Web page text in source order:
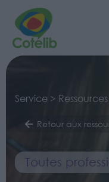
Service > Ressources
Retour aux
Toutes